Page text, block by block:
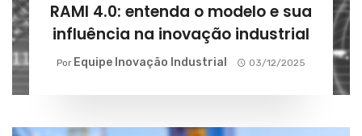
RAMI 4.0: entenda o modelo e sua
influência na inovação industrial
Por Equipe Inovação Industrial 03/12/2025